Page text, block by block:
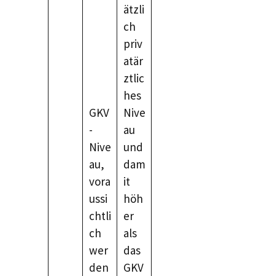
GKV
-
Nive
au,
vora
ussi
chtli
ch
wer
den
ätzli
ch
priv
atär
ztlic
hes
Nive
au
und
dam
it
höh
er
als
das
GKV